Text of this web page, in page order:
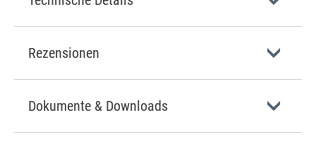
Rezensionen
Dokumente & Downloads